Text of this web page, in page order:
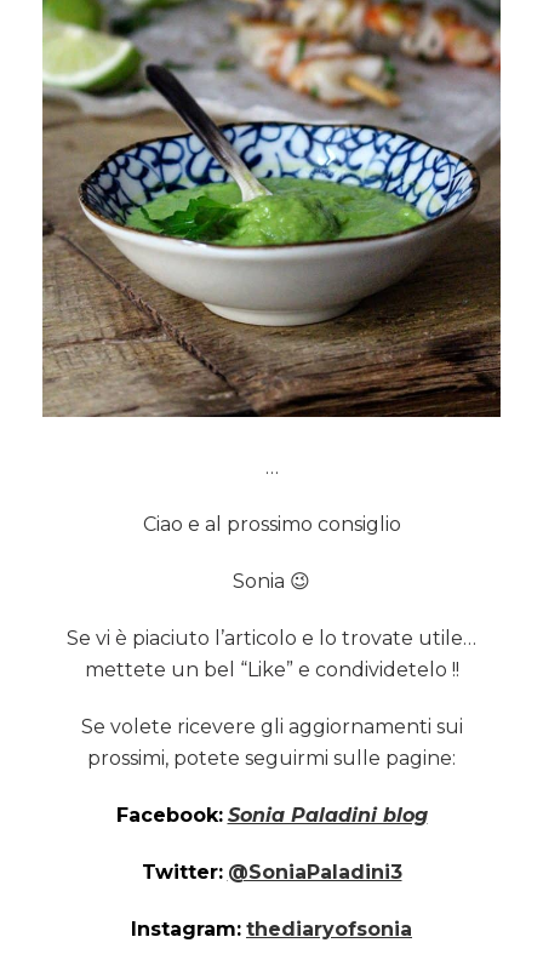
…
Ciao e al prossimo consiglio
Sonia 😉
Se vi è piaciuto l’articolo e lo trovate utile…
mettete un bel “Like” e condividetelo !!
Se volete ricevere gli aggiornamenti sui
prossimi, potete seguirmi sulle pagine:
Facebook: Sonia Paladini blog
Twitter: @SoniaPaladini3
Instagram: thediaryofsonia